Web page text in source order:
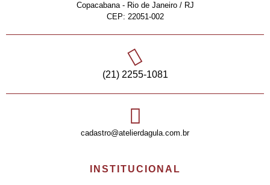
Copacabana - Rio de Janeiro / RJ
CEP: 22051-002
(21) 2255-1081
cadastro@atelierdagula.com.br
INSTITUCIONAL